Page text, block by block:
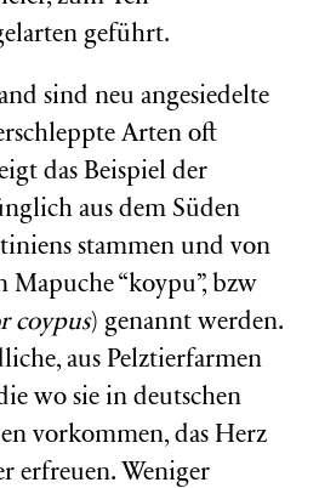
geführt.
sind neu angesiedelte
Arten oft
das Beispiel der
aus dem Süden
stammen und von
Mapuche “koypu”, bzw
coypus) genannt werden.
aus Pelztierfarmen
wo sie in deutschen
vorkommen, das Herz
erfreuen. Weniger